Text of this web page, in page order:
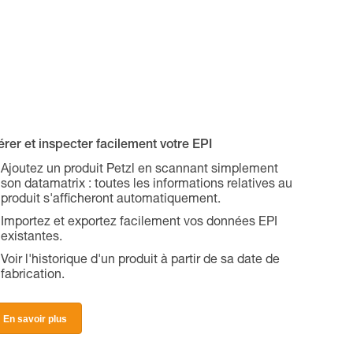
et inspecter facilement votre EPI
Ajoutez un produit Petzl en scannant simplement
son datamatrix : toutes les informations relatives au
produit s'afficheront automatiquement.
Importez et exportez facilement vos données EPI
existantes.
Voir l'historique d'un produit à partir de sa date de
fabrication.
En savoir plus